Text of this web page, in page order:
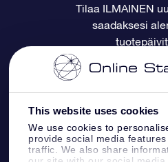
This website uses cookies
We use cookies to
provide social media
traffic. We also share
Arvostelut
OSR-lahjakortti
Yrityslahjat
Henkilökohtainen
One Million Stars
OSR -tähden tallennus
Lennä tähtiin VR -sovellus
Maksutiedot
Toimitustiedot
Palautuskäytäntö
Tähtikuviosta
Tilaa ILMAINEN
saadaksesi